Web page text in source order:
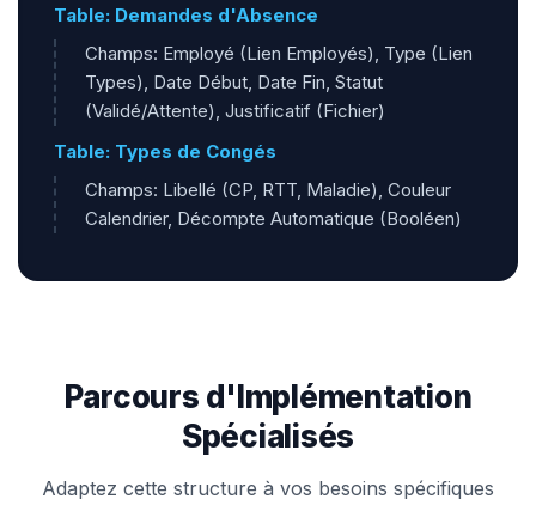
Table: Demandes d'Absence
Champs: Employé (Lien Employés), Type (Lien
Types), Date Début, Date Fin, Statut
(Validé/Attente), Justificatif (Fichier)
Table: Types de Congés
Champs: Libellé (CP, RTT, Maladie), Couleur
Calendrier, Décompte Automatique (Booléen)
Parcours d'Implémentation
Spécialisés
Adaptez cette structure à vos besoins spécifiques